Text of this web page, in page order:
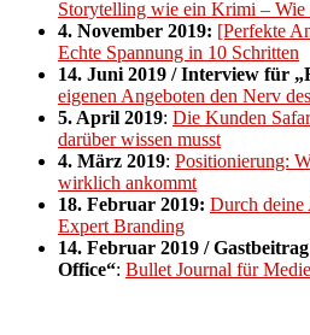
Storytelling wie ein Krimi – Wie
4. November 2019: [Perfekte
Echte Spannung in 10 Schritten
14. Juni 2019 / Interview für
eigenen Angeboten den Nerv
5. April 2019: Die Kunden
darüber wissen musst
4. März 2019: Positionierung:
wirklich ankommt
18. Februar 2019: Durch deine
Expert Branding
14. Februar 2019 /
Office“: Bullet Journal für